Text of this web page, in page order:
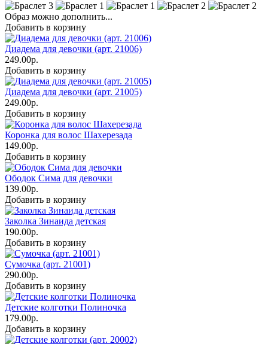
Образ можно дополнить...
Добавить в корзину
Диадема для девочки (арт. 21006)
249.00р.
Добавить в корзину
Диадема для девочки (арт. 21005)
249.00р.
Добавить в корзину
Коронка для волос Шахерезада
149.00р.
Добавить в корзину
Ободок Сима для девочки
139.00р.
Добавить в корзину
Заколка Зинаида детская
190.00р.
Добавить в корзину
Сумочка (арт. 21001)
290.00р.
Добавить в корзину
Детские колготки Полиночка
179.00р.
Добавить в корзину